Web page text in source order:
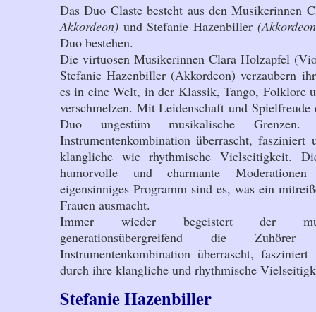
Das Duo Claste besteht aus den Musikerinnen
Akkordeon) und Stefanie Hazenbiller
Duo bestehen.
Die virtuosen Musikerinnen Clara Holzapfel
Stefanie Hazenbiller (Akkordeon) verzaubern
es in eine Welt, in der Klassik, Tango, Folklore
verschmelzen. Mit Leidenschaft und
Duo ungestüm musikalische Grenzen.
Instrumentenkombination überrascht, fasziniert
klangliche wie rhythmische Vielseitigkeit.
humorvolle und charmante
eigensinniges Programm sind es, was ein
Frauen ausmacht.
Immer wieder begeistert der
generationsübergreifend die
Instrumentenkombination überrascht,
durch ihre klangliche und rhythmische
Stefanie Hazenbiller